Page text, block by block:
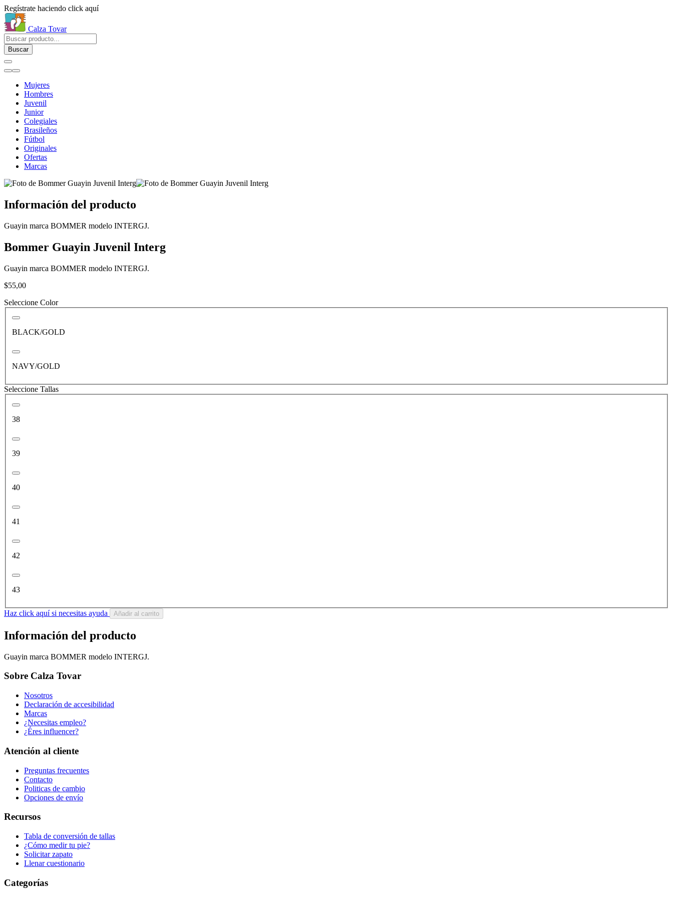
Regístrate haciendo click aquí
Calza Tovar
Buscar
Mujeres
Hombres
Juvenil
Junior
Colegiales
Brasileños
Fútbol
Originales
Ofertas
Marcas
Información del producto
Guayin marca BOMMER modelo INTERGJ.
Bommer Guayin Juvenil Interg
Guayin marca BOMMER modelo INTERGJ.
$55,00
Seleccione Color
BLACK/GOLD
NAVY/GOLD
Seleccione Tallas
38
39
40
41
42
43
Haz click aquí si necesitas ayuda Añadir al carrito
Información del producto
Guayin marca BOMMER modelo INTERGJ.
Sobre Calza Tovar
Nosotros
Declaración de accesibilidad
Marcas
¿Necesitas empleo?
¿Éres influencer?
Atención al cliente
Preguntas frecuentes
Contacto
Politicas de cambio
Opciones de envío
Recursos
Tabla de conversión de tallas
¿Cómo medir tu pie?
Solicitar zapato
Llenar cuestionario
Categorías